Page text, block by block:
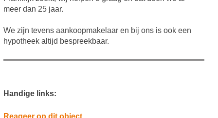
meer dan 25 jaar.
We zijn tevens aankoopmakelaar en bij ons is ook een
hypotheek altijd bespreekbaar.
Handige links: